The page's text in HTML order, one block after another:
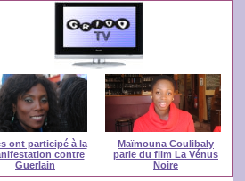
ont participé à la
contre
Guerlain
Maïmouna Coulibaly
parle du film La Vénus
Noire